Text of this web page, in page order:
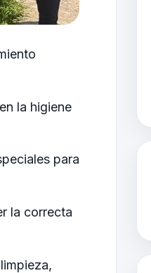
la higiene
para
la correcta